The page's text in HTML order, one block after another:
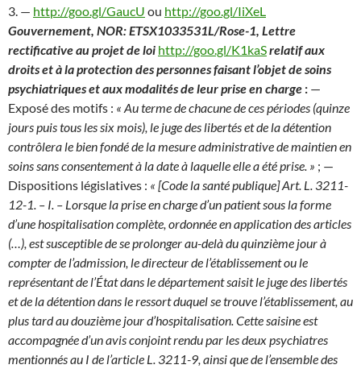
3. — http://goo.gl/GaucU ou http://goo.gl/IiXeL
Gouvernement, NOR: ETSX1033531L/Rose-1, Lettre
rectificative au projet de loi http://goo.gl/K1kaSrelatif aux
droits et à la protection des personnes faisant l’objet de soins
psychiatriques et aux modalités de leur prise en charge : —
Exposé des motifs : « Au terme de chacune de ces périodes (quinze
jours puis tous les six mois), le juge des libertés et de la détention
contrôlera le bien fondé de la mesure administrative de maintien en
soins sans consentement à la date à laquelle elle a été prise. » ; —
Dispositions législatives : « [Code la santé publique] Art. L. 3211-
12-1. – I. – Lorsque la prise en charge d’un patient sous la forme
d’une hospitalisation complète, ordonnée en application des articles
(…), est susceptible de se prolonger au-delà du quinzième jour à
compter de l’admission, le directeur de l’établissement ou le
représentant de l’État dans le département saisit le juge des libertés
et de la détention dans le ressort duquel se trouve l’établissement, au
plus tard au douzième jour d’hospitalisation. Cette saisine est
accompagnée d’un avis conjoint rendu par les deux psychiatres
mentionnés au I de l’article L. 3211-9, ainsi que de l’ensemble des